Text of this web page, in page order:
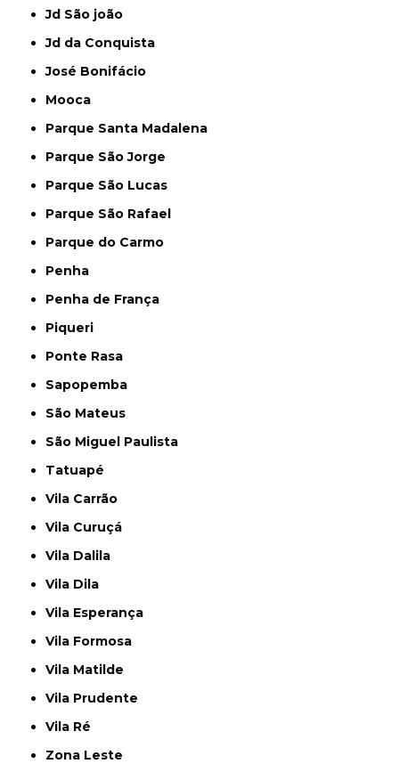
Jd São joão
Jd da Conquista
José Bonifácio
Mooca
Parque Santa Madalena
Parque São Jorge
Parque São Lucas
Parque São Rafael
Parque do Carmo
Penha
Penha de França
Piqueri
Ponte Rasa
Sapopemba
São Mateus
São Miguel Paulista
Tatuapé
Vila Carrão
Vila Curuçá
Vila Dalila
Vila Dila
Vila Esperança
Vila Formosa
Vila Matilde
Vila Prudente
Vila Ré
Zona Leste